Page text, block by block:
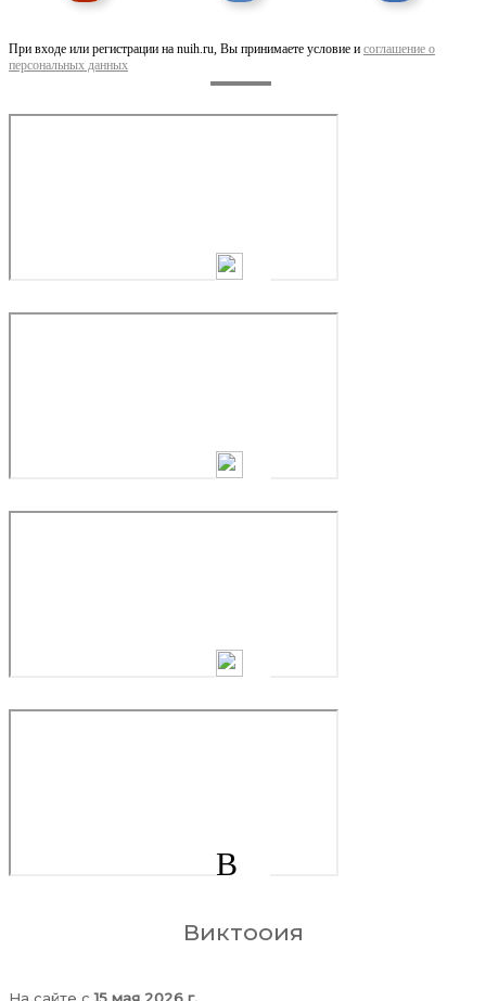
При входе или регистрации на nuih.ru, Вы принимаете условие и соглашение о
персональных данных
В
Виктооия